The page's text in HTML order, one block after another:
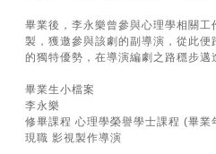
畢業後，李永樂曾參與心理學相關
製，獲邀參與該劇的副導演，從此
的獨特優勢，在導演編劇之路穩步
畢業生小檔案
李永樂
修畢課程 心理學榮譽學士課程 (畢
現職 影視製作導演